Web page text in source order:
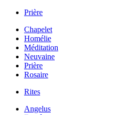
Prière
Chapelet
Homélie
Méditation
Neuvaine
Prière
Rosaire
Rites
Angelus